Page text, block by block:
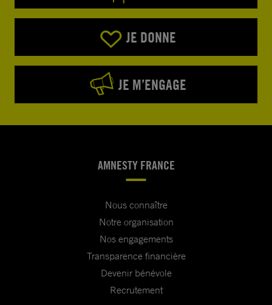
JE DONNE
JE M’ENGAGE
AMNESTY FRANCE
Nous connaître
Notre organisation
Nos engagements
Transparence financière
Devenir bénévole
Recrutement